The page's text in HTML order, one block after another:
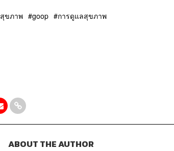
สุขภาพ goop การดูแลสุขภาพ
ABOUT THE AUTHOR